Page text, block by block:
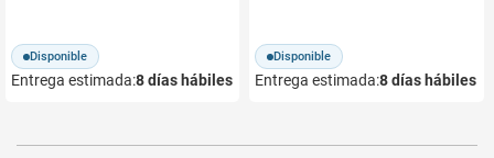
Disponible
Entrega estimada:8días hábiles
Disponible
Entrega estimada:8días hábiles